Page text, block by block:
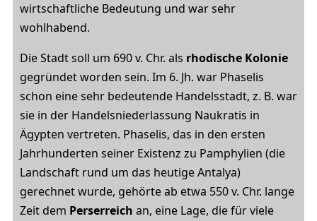
wirtschaftliche Bedeutung und war sehr
wohlhabend.
Die Stadt soll um 690 v. Chr. als rhodische Kolonie
gegründet worden sein. Im 6. Jh. war Phaselis
schon eine sehr bedeutende Handelsstadt, z. B. war
sie in der Handelsniederlassung Naukratis in
Ägypten vertreten. Phaselis, das in den ersten
Jahrhunderten seiner Existenz zu Pamphylien (die
Landschaft rund um das heutige Antalya)
gerechnet wurde, gehörte ab etwa 550 v. Chr. lange
Zeit dem Perserreich an, eine Lage, die für viele